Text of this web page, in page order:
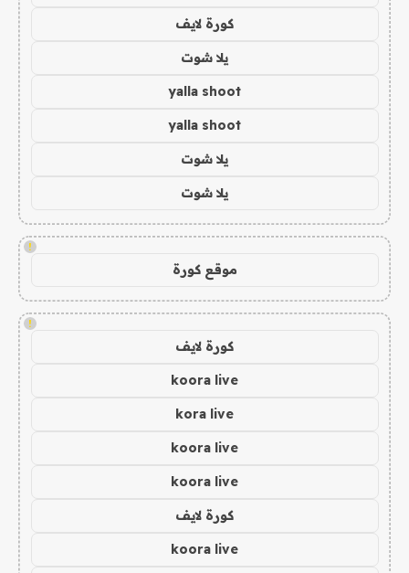
كورة لايف
يلا شوت
yalla shoot
yalla shoot
يلا شوت
يلا شوت
!
موقع كورة
!
كورة لايف
koora live
kora live
koora live
koora live
كورة لايف
koora live